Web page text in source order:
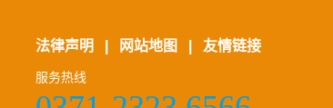
法律声明 网站地图 友情链接
服务热线